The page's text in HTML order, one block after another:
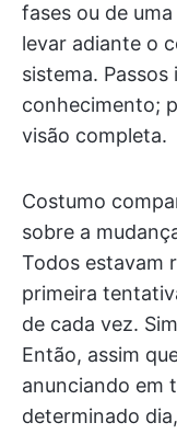
fases ou de
levar adiante o
sistema.
conhecimento;
visão completa.
Costumo
sobre a
Todos estavam
primeira
de cada vez.
Então, assim
anunciando em
determinado